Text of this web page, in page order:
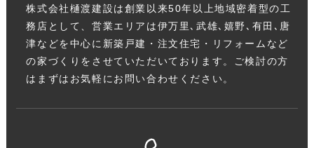
株式会社樋渡建設は創業以来50年以上地域密着型の工
務店として、営業エリアは伊万里､武雄､嬉野､有田､唐
津などを中心に新築戸建・注文住宅・リフォームなど
の家づくりをさせていただいております。ご検討の方
はまずはお気軽にお問い合わせください。